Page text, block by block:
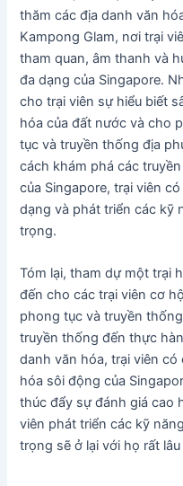
thăm các địa danh văn
Kampong Glam, nơi trại
tham quan, âm thanh và
đa dạng của Singapore.
cho trại viên sự hiểu biết
hóa của đất nước và cho
tục và truyền thống địa
cách khám phá các
của Singapore, trại viên
dạng và phát triển các kỹ
trọng.
Tóm lại, tham dự một trại
đến cho các trại viên cơ
phong tục và truyền
truyền thống đến thực
danh văn hóa, trại viên
hóa sôi động của
thúc đẩy sự đánh giá cao
viên phát triển các kỹ
trọng sẽ ở lại với họ rất